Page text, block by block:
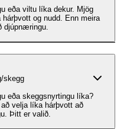
eða viltu líka dekur. Mjög
og nudd. Enn meira
djúpnæringu.
skegg
eða skeggsnyrtingu líka?
velja líka hárþvott að
Þitt er valið.